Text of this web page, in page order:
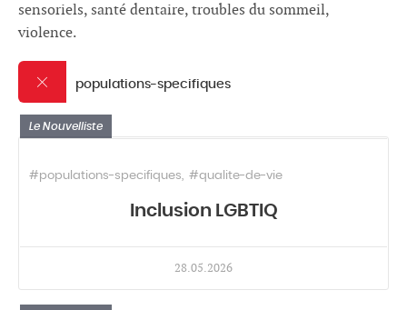
sensoriels, santé dentaire, troubles du sommeil,
violence.
populations-specifiques
Le Nouvelliste
#populations-specifiques #qualite-de-vie
Inclusion LGBTIQ
28.05.2026